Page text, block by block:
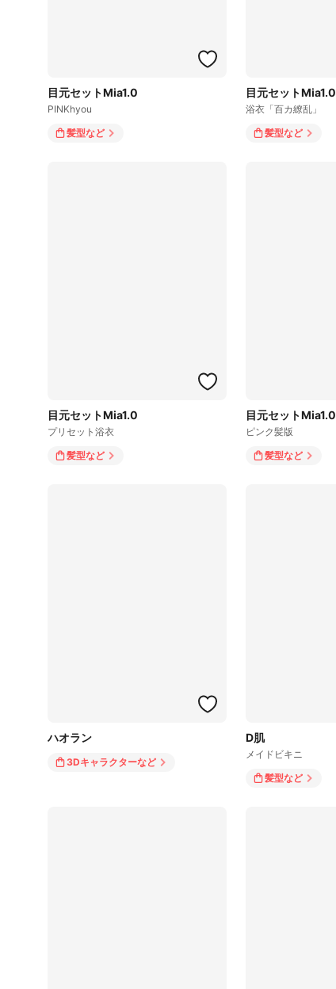
目元セットMia1.0
PINKhyou
髪型など
目元セットMia1.0
浴衣「百カ繚乱」
髪型など
目元セットMia1.0
プリセット浴衣
髪型など
目元セットMia1.0
ピンク髪版
髪型など
ハオラン
3Dキャラクターなど
D肌
メイドビキニ
髪型など